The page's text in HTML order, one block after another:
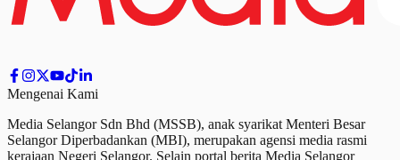
Mengenai Kami
Media Selangor Sdn Bhd (MSSB), anak syarikat Menteri Besar
Selangor Diperbadankan (MBI), merupakan agensi media rasmi
kerajaan Negeri Selangor. Selain portal berita Media Selangor